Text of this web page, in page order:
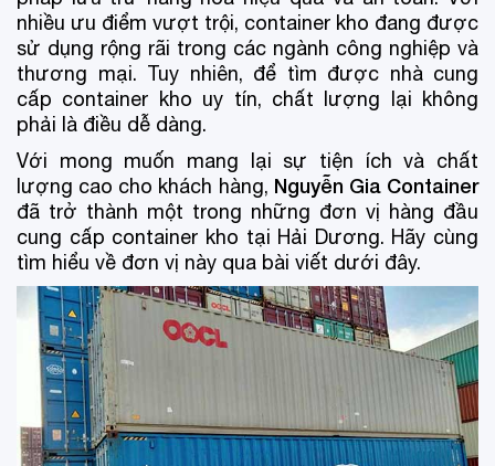
nhiều ưu điểm vượt trội, container kho đang được
sử dụng rộng rãi trong các ngành công nghiệp và
thương mại. Tuy nhiên, để tìm được nhà cung
cấp container kho uy tín, chất lượng lại không
phải là điều dễ dàng.
Với mong muốn mang lại sự tiện ích và chất
lượng cao cho khách hàng, Nguyễn Gia Container
đã trở thành một trong những đơn vị hàng đầu
cung cấp container kho tại Hải Dương. Hãy cùng
tìm hiểu về đơn vị này qua bài viết dưới đây.